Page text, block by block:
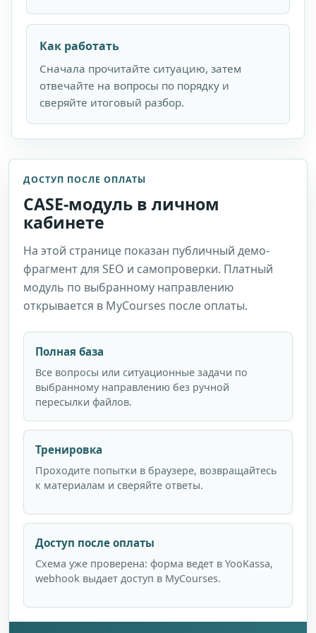
Как работать
Сначала прочитайте ситуацию, затем
отвечайте на вопросы по порядку и
сверяйте итоговый разбор.
ДОСТУП ПОСЛЕ ОПЛАТЫ
CASE-модуль в личном
кабинете
На этой странице показан публичный демо-
фрагмент для SEO и самопроверки. Платный
модуль по выбранному направлению
открывается в MyCourses после оплаты.
Полная база
Все вопросы или ситуационные задачи по
выбранному направлению без ручной
пересылки файлов.
Тренировка
Проходите попытки в браузере, возвращайтесь
к материалам и сверяйте ответы.
Доступ после оплаты
Схема уже проверена: форма ведет в YooKassa,
webhook выдает доступ в MyCourses.